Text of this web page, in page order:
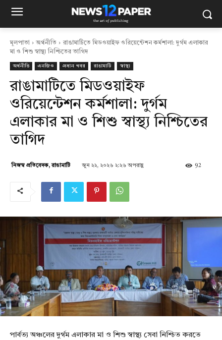
মূলপাতা অর্থনীতি
রাঙামাটিতে মিডওয়াইফ ওরিয়েন্টেশন কর্মশালা: দুর্গম এলাকার
মা ও শিশু স্বাস্থ্য নিশ্চিতের তাগিদ
অর্থনীতি এনজিও প্রধান খবর রাঙামাটি স্বাস্থ্য
রাঙামাটিতে মিডওয়াইফ
ওরিয়েন্টেশন কর্মশালা: দুর্গম
এলাকার মা ও শিশু স্বাস্থ্য নিশ্চিতের
তাগিদ
নিজস্ব প্রতিবেদক, রাঙামাটি জুন ২২, ২০২৬ ২:২৬ অপরাহ্ণ 92
পার্বত্য অঞ্চলের দুর্গম এলাকার মা ও শিশু স্বাস্থ্য সেবা নিশ্চিত করতে